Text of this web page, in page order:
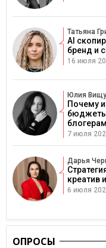
Татьяна
AI
бренд и
16 июля
Юлия
Почему
бюджеты
7 июля
Дарья
креатив
6 июля
ОПРОСЫ